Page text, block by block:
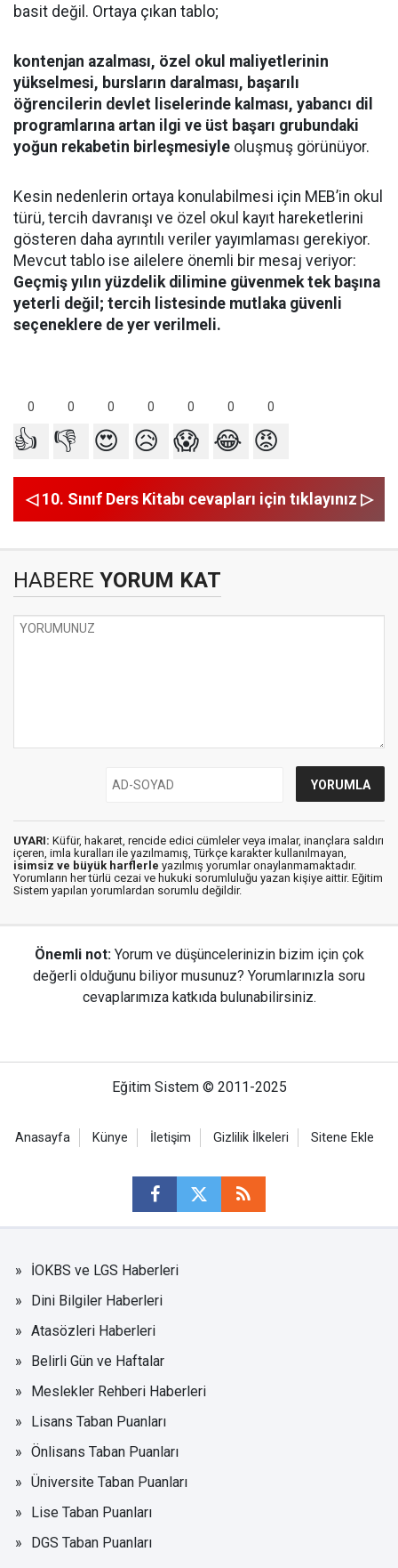
basit değil. Ortaya çıkan tablo;
kontenjan azalması, özel okul maliyetlerinin
yükselmesi, bursların daralması, başarılı
öğrencilerin devlet liselerinde kalması, yabancı dil
programlarına artan ilgi ve üst başarı grubundaki
yoğun rekabetin birleşmesiyle oluşmuş görünüyor.
Kesin nedenlerin ortaya konulabilmesi için MEB’in okul
türü, tercih davranışı ve özel okul kayıt hareketlerini
gösteren daha ayrıntılı veriler yayımlaması gerekiyor.
Mevcut tablo ise ailelere önemli bir mesaj veriyor:
Geçmiş yılın yüzdelik dilimine güvenmek tek başına
yeterli değil; tercih listesinde mutlaka güvenli
seçeneklere de yer verilmeli.
0 0 0 0 0 0 0
👍 👎 😍 😥 😱 😂 😡
◁ 10. Sınıf Ders Kitabı cevapları için tıklayınız ▷
HABERE YORUM KAT
UYARI: Küfür, hakaret, rencide edici cümleler veya imalar, inançlara saldırı
içeren, imla kuralları ile yazılmamış, Türkçe karakter kullanılmayan,
isimsiz ve büyük harflerle yazılmış yorumlar onaylanmamaktadır.
Yorumların her türlü cezai ve hukuki sorumluluğu yazan kişiye aittir. Eğitim
Sistem yapılan yorumlardan sorumlu değildir.
Önemli not: Yorum ve düşüncelerinizin bizim için çok
değerli olduğunu biliyor musunuz? Yorumlarınızla soru
cevaplarımıza katkıda bulunabilirsiniz.
Eğitim Sistem © 2011-2025
Anasayfa Künye İletişim Gizlilik İlkeleri Sitene Ekle
İOKBS ve LGS Haberleri
Dini Bilgiler Haberleri
Atasözleri Haberleri
Belirli Gün ve Haftalar
Meslekler Rehberi Haberleri
Lisans Taban Puanları
Önlisans Taban Puanları
Üniversite Taban Puanları
Lise Taban Puanları
DGS Taban Puanları